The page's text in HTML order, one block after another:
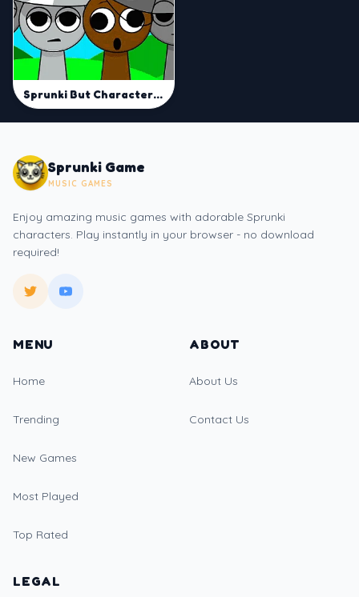
Sprunki But Characters Are Cube From GD
Sprunki Game
MUSIC GAMES
Enjoy amazing music games with adorable Sprunki
characters. Play instantly in your browser - no download
required!
MENU
Home
Trending
New Games
Most Played
Top Rated
ABOUT
About Us
Contact Us
LEGAL